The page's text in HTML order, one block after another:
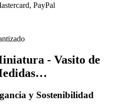
PayPal
- Vasito de
y Sostenibilidad